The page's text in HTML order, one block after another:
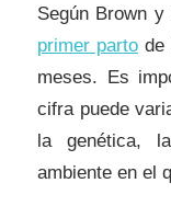
Según Brown
primer parto de
meses. Es
cifra puede
la genética,
ambiente en el